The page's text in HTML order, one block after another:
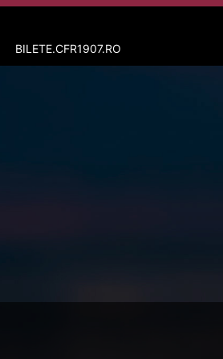
BILETE.CFR1907.RO